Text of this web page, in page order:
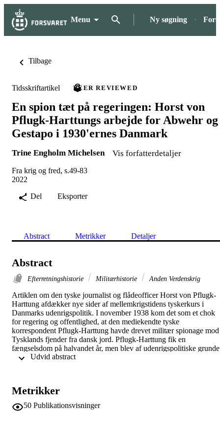
Menu Ny søgning
Tilbage
Tidsskriftartikel PEER REVIEWED
En spion tæt på regeringen: Horst von
Pflugk-Harttungs arbejde for Abwehr og
Gestapo i 1930'ernes Danmark
Trine Engholm Michelsen Vis forfatterdetaljer
Fra krig og fred, s.49-83
2022
Del
Eksporter
Abstract Metrikker Detaljer
Abstract
Efterretningshistorie Militærhistorie Anden Verdenskrig
Artiklen om den tyske journalist og flådeofficer Horst von Pflugk-
Harttung afdækker nye sider af mellemkrigstidens tyskerkurs i
Danmarks udenrigspolitik. I november 1938 kom det som et chok
for regering og offentlighed, at den mediekendte tyske
korrespondent Pflugk-Harttung havde drevet militær spionage mod
Tysklands fjender fra dansk jord. Pflugk-Harttung fik en
fængselsdom på halvandet år, men blev af udenrigspolitiske grunde
diskret løsladt efter kun en tredjedel af afsoningens forløb. Et
skulle være, at Pflugk-Harttung kunne tale Danmarks sag i Berlin
(navnlig i det prækære grænsespørgsmål) og samtidig hjælpe
regeringen med at udpege bilaterale politikområder, som kunne
Metrikker
50 Publikationsvisninger